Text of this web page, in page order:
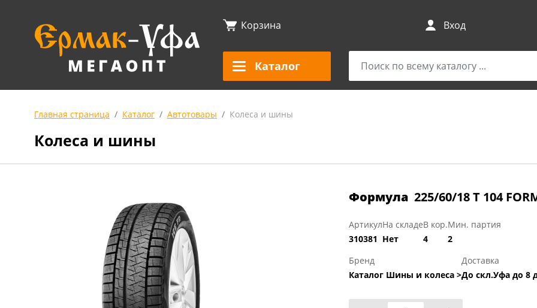
Корзина Вход
Каталог
Главная страница Каталог Автотовары Колеса и шины
Колеса и шины
Формула 225/60/18 T 104
Артикул
310381
На складе
Нет
В кор.
4
Мин. партия
2
Бренд
Каталог Шины и колеса >
Доставка
До скл.Уфа до 8